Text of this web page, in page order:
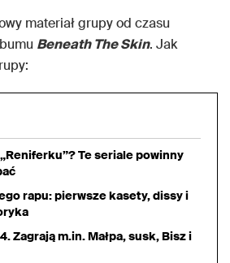
materiał grupy od czasu
Beneath The Skin. Jak
Te seriale powinny
rapu: pierwsze kasety, dissy i
Zagrają m.in. Małpa, susk, Bisz i